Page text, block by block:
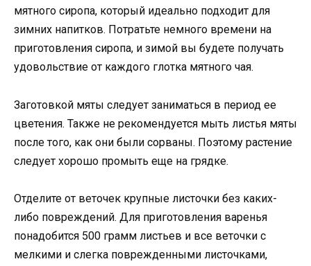
мятного сиропа, который идеально подходит для
зимних напитков. Потратьте немного времени на
приготовления сиропа, и зимой вы будете получать
удовольствие от каждого глотка мятного чая.
Заготовкой мяты следует заниматься в период ее
цветения. Также не рекомендуется мыть листья мяты
после того, как они были сорваны. Поэтому растение
следует хорошо промыть еще на грядке.
Отделите от веточек крупные листочки без каких-
либо повреждений. Для приготовления варенья
понадобится 500 грамм листьев и все веточки с
мелкими и слегка поврежденными листочками,